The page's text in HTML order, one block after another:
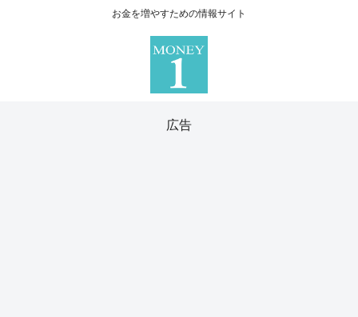
お金を増やすための情報サイト
広告